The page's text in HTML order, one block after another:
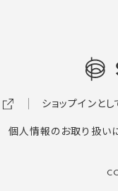
ショップインと
個人情報のお取り扱い